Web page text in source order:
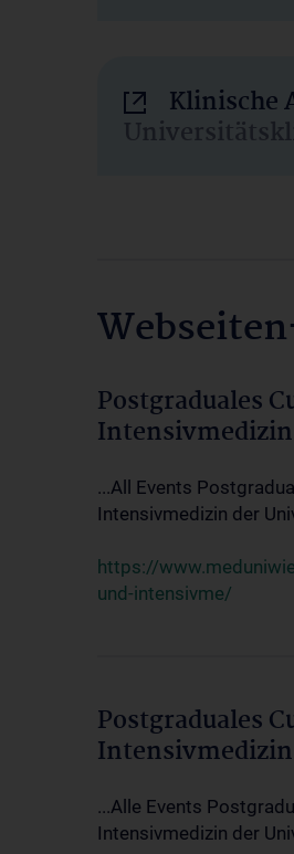
Klinische
Postgraduales
...All Events
Intensivmedizin der
https://
und-intensivme/
Postgraduales
...Alle Events
Intensivmedizin der